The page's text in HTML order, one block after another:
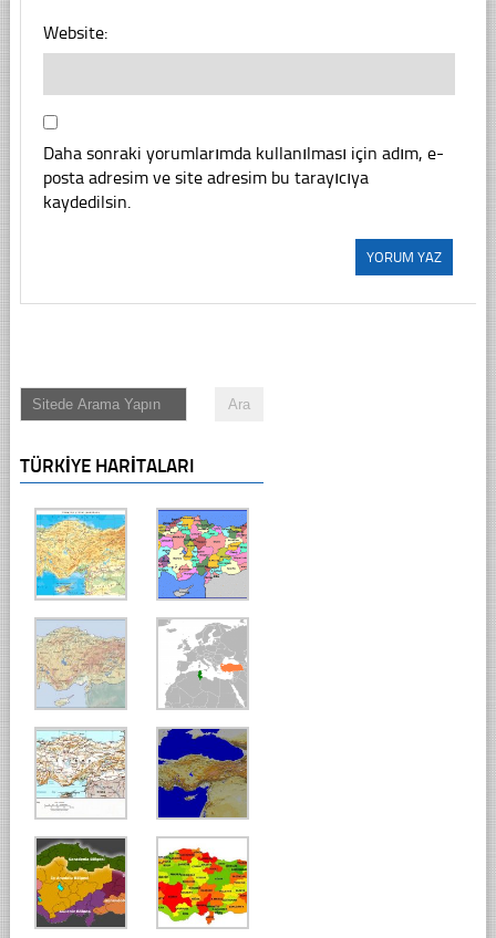
Website:
Daha sonraki yorumlarımda kullanılması için adım, e-
posta adresim ve site adresim bu tarayıcıya
kaydedilsin.
TÜRKIYE HARITALARI